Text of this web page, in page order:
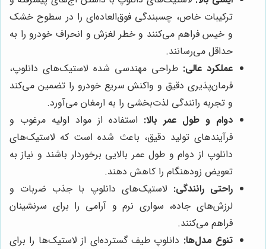
ترکیبات خاص، چسبندگی فوق‌العاده‌ای را در سطوح خشک
و خیس فراهم می‌کنند و خطر لغزش و انحراف خودرو را به
حداقل می‌رسانند.
عملکرد عالی: طراحی مهندسی شده لاستیک‌های دانلوپ،
فرمان‌پذیری دقیق و واکنش سریع خودرو را تضمین می‌کند
و تجربه رانندگی لذت‌بخشی را به ارمغان می‌آورد.
دوام و طول عمر بالا: استفاده از مواد اولیه مرغوب و
فرآیندهای تولید دقیق، باعث شده است که لاستیک‌های
دانلوپ از دوام و طول عمر بالایی برخوردار باشند و نیاز به
تعویض زودهنگام را کاهش دهند.
راحتی رانندگی: لاستیک‌های دانلوپ با جذب ضربات و
لرزش‌های جاده، سواری نرم و آرامی را برای سرنشینان
فراهم می‌کنند.
تنوع مدل‌ها: دانلوپ طیف گسترده‌ای از لاستیک‌ها را برای